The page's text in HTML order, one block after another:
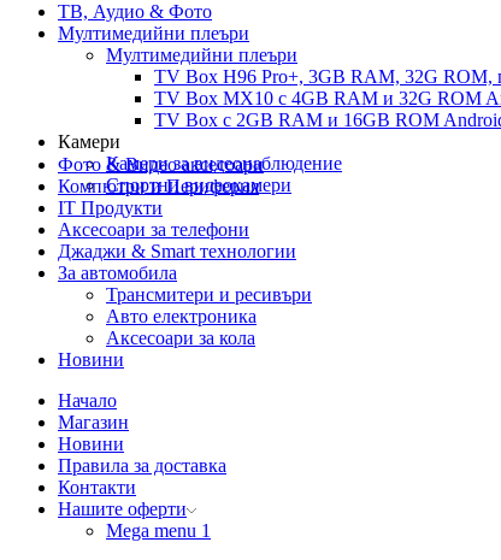
ТВ, Аудио & Фото
Мултимедийни плеъри
Мултимедийни плеъри
TV Box H96 Pro+, 3GB RAM, 32G ROM,
TV Box MX10 с 4GB RAM и 32G ROM
TV Box с 2GB RAM и 16GВ ROM
Камери
Камери за видеонаблюдение
Спортни видеокамери
Фото & Видео аксесоари
Компютри и Периферия
IT Продукти
Аксесоари за телефони
Джаджи & Smart технологии
За автомобила
Трансмитери и ресивъри
Авто електроника
Аксесоари за кола
Новини
Начало
Магазин
Новини
Правила за доставка
Контакти
Нашите оферти
Mega menu 1